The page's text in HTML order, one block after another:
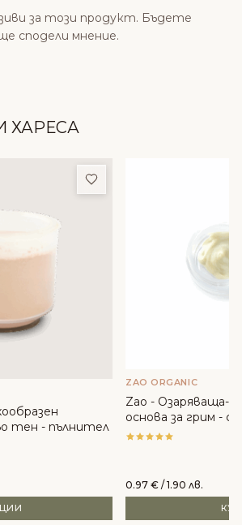
за този продукт. Бъдете
сподели мнение.
ХАРЕСА
Добави в любими
тен - пълнител
ZAO ORGANIC
Zao - Озаряваща-
основа за грим -
0.97 € / 1.90 лв.